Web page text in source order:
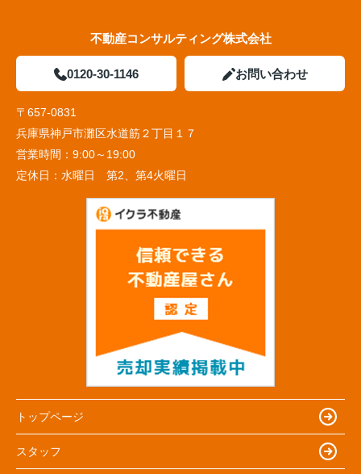
不動産コンサルティング株式会社
0120-30-1146 お問い合わせ
〒657-0831
兵庫県神戸市灘区水道筋２丁目１７
営業時間： 9:00～19:00
定休日： 水曜日 第2、第4火曜日
トップページ
スタッフ